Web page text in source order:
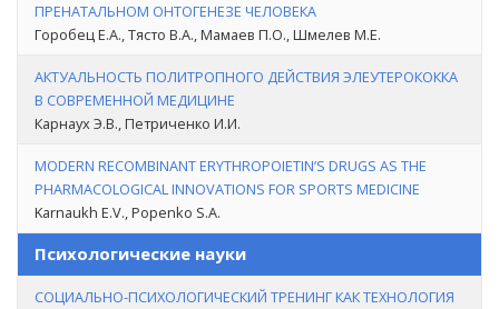
ПРЕНАТАЛЬНОМ ОНТОГЕНЕЗЕ ЧЕЛОВЕКА
Горобец Е.А., Тясто В.А., Мамаев П.О., Шмелев М.Е.
АКТУАЛЬНОСТЬ ПОЛИТРОПНОГО ДЕЙСТВИЯ ЭЛЕУТЕРОКОККА
В СОВРЕМЕННОЙ МЕДИЦИНЕ
Карнаух Э.В., Петриченко И.И.
MODERN RECOMBINANT ERYTHROPOIETIN’S DRUGS AS THE
PHARMACOLOGICAL INNOVATIONS FOR SPORTS MEDICINE
Karnaukh E.V., Popenko S.A.
Психологические науки
СОЦИАЛЬНО-ПСИХОЛОГИЧЕСКИЙ ТРЕНИНГ КАК ТЕХНОЛОГИЯ